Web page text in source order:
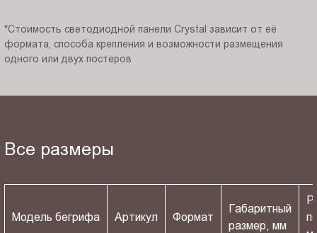
*Стоимость светодиодной панели Crystal зависит от её
формата, способа крепления и возможности размещения
одного или двух постеров
Все размеры
Модель бегрифа Артикул Формат
Габаритный
размер, мм